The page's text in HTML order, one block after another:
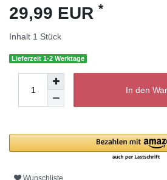
29,99 EUR *
Inhalt 1 Stück
Lieferzeit 1-2 Werktage
In den
Wunschliste